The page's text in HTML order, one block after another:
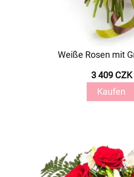
Weiße Rosen mit
3 409 CZK
Kaufen